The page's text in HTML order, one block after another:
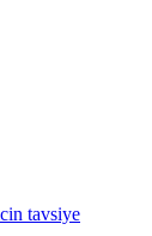
tavsiye